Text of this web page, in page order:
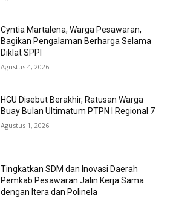
Cyntia Martalena, Warga Pesawaran,
Bagikan Pengalaman Berharga Selama
Diklat SPPI
Agustus 4, 2026
HGU Disebut Berakhir, Ratusan Warga
Buay Bulan Ultimatum PTPN I Regional 7
Agustus 1, 2026
Tingkatkan SDM dan Inovasi Daerah
Pemkab Pesawaran Jalin Kerja Sama
dengan Itera dan Polinela